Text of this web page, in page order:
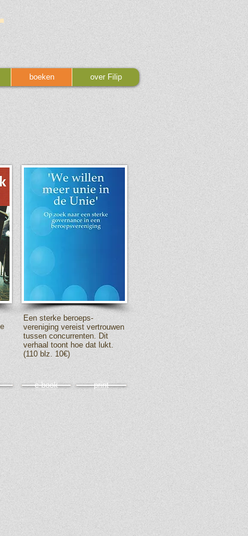
boeken over Filip
Een sterke beroeps-
vereniging vereist vertrouwen
tussen concurrenten. Dit
verhaal toont hoe dat lukt.
(110 blz. 10€)
e-book print